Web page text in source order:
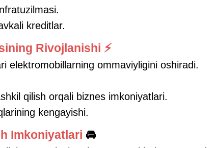
kreditlar.
Rivojlanishi ⚡
elektromobillarning ommaviyligini oshiradi.
qilish orqali biznes imkoniyatlari.
kengayishi.
Imkoniyatlari 🚘